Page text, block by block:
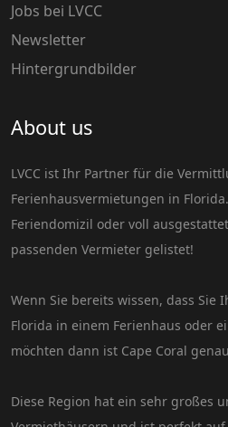
Jobs bei LVCC
Newsletter
Hintergrundbilder
About us
LVCC ist Ihr Partner für die
Ferienhausvermietungen in
Feriendomizil oder voll
passenden Vermieter gelistet!
Wenn Sie bereits wissen, dass Sie
Florida in einem Ferienhaus oder
möchten dann ist Cape Coral
Diese Region hat ein sehr großes